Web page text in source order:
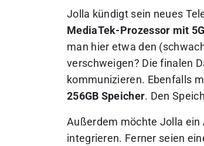
Jolla kündigt sein neues
MediaTek-Prozessor mit
man hier etwa den
verschweigen? Die finalen
kommunizieren. Ebenfalls
256GB Speicher. Den
Außerdem möchte Jolla ein
integrieren. Ferner seien